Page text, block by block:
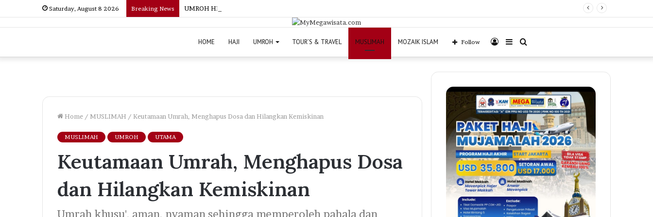
Saturday, August 8 2026 Breaking News UMROH HEMAT HANYA Rp26,5 Juta, Mega Wisata Buka Program 9 Hari dengan Penerbangan Langsung Palembang–Jeddah
HOME HAJI UMROH TOUR’S & TRAVEL MUSLIMAH MOZAIK ISLAM
for
Sidebar
Log
In
Follow
Home / MUSLIMAH / Keutamaan Umrah, Menghapus Dosa dan Hilangkan Kemiskinan
MUSLIMAH UMROH UTAMA
Keutamaan Umrah, Menghapus Dosa
dan Hilangkan Kemiskinan
Umrah khusu', aman, nyaman sehingga memperoleh pahala dan